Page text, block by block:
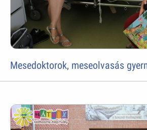
Mesedoktorok, meseolvasás